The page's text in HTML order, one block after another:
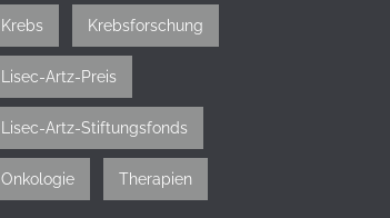
Krebs Krebsforschung
Lisec-Artz-Preis
Lisec-Artz-Stiftungsfonds
Onkologie Therapien